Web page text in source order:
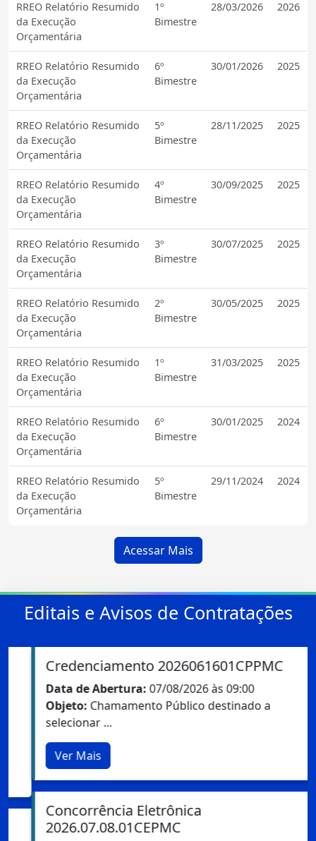
RREO Relatório Resumido
da Execução
Orçamentária
1º
Bimestre
28/03/2026 2026
RREO Relatório Resumido
da Execução
Orçamentária
6º
Bimestre
30/01/2026 2025
RREO Relatório Resumido
da Execução
Orçamentária
5º
Bimestre
28/11/2025 2025
RREO Relatório Resumido
da Execução
Orçamentária
4º
Bimestre
30/09/2025 2025
RREO Relatório Resumido
da Execução
Orçamentária
3º
Bimestre
30/07/2025 2025
RREO Relatório Resumido
da Execução
Orçamentária
2º
Bimestre
30/05/2025 2025
RREO Relatório Resumido
da Execução
Orçamentária
1º
Bimestre
31/03/2025 2025
RREO Relatório Resumido
da Execução
Orçamentária
6º
Bimestre
30/01/2025 2024
RREO Relatório Resumido
da Execução
Orçamentária
5º
Bimestre
29/11/2024 2024
Acessar Mais
Editais e Avisos de Contratações
Credenciamento 2026061601CPPMC
Data de Abertura:07/08/2026 às 09:00
Objeto:Chamamento Público destinado a
selecionar ...
Ver Mais
Concorrência Eletrônica
2026.07.08.01CEPMC